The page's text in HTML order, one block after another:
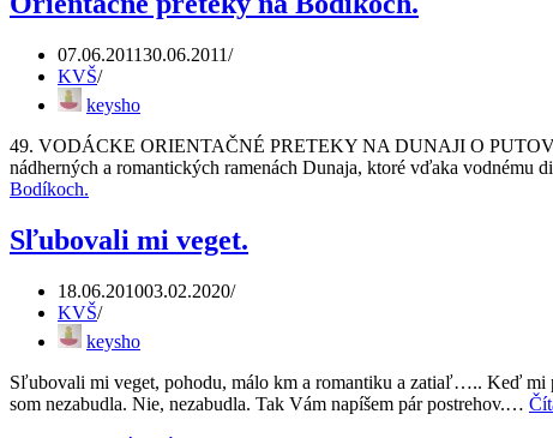
07.06.201130.06.2011
KVŠ
keysho
49. VODÁCKE ORIENTAČNÉ PRETEKY NA DUNAJI O
nádherných a romantických ramenách Dunaja, ktoré vďaka
Bodíkoch.
Sľubovali mi veget.
18.06.201003.02.2020
KVŠ
keysho
Sľubovali mi veget, pohodu, málo km a romantiku a zatiaľ….. Keď mi
som nezabudla. Nie, nezabudla. Tak Vám napíšem pár postrehov.…